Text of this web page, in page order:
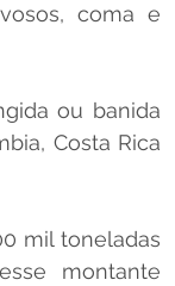
coma e
ou banida
Costa Rica
mil toneladas
montante